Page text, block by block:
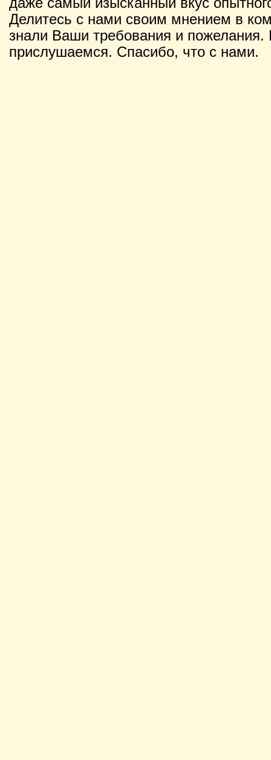
Делитесь с нами своим мнением в
знали Ваши требования и
прислушаемся. Спасибо, что с нами.